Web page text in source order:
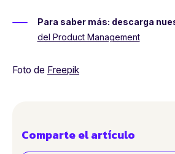
Para saber más: descarga
del Product Management
Foto de Freepik
Comparte el artículo